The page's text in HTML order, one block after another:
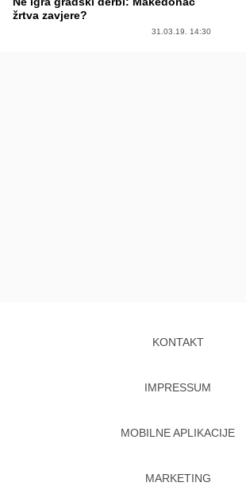
žrtva zavjere?
31.03.19. 14:30
KONTAKT
IMPRESSUM
MOBILNE APLIKACIJE
MARKETING